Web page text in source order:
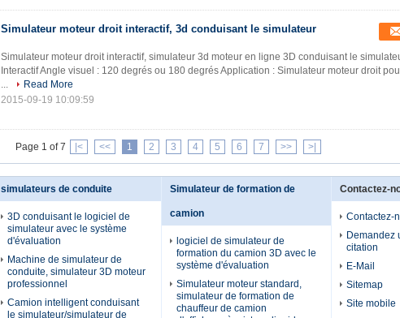
Simulateur moteur droit interactif, 3d conduisant le simulateur
Simulateur moteur droit interactif, simulateur 3d moteur en ligne 3D conduisant le
Interactif Angle visuel : 120 degrés ou 180 degrés Application : Simulateur moteur droit
...
Read More
2015-09-19 10:09:59
Page 1 of 7 |< << 1 2 3 4 5 6 7 >> >|
simulateurs de conduite
3D conduisant le logiciel de
simulateur avec le système
d'évaluation
Machine de simulateur de
conduite, simulateur 3D moteur
professionnel
Camion intelligent conduisant
le simulateur/simulateur de
Simulateur de formation de
camion
logiciel de simulateur de
formation du camion 3D avec le
système d'évaluation
Simulateur moteur standard,
simulateur de formation de
chauffeur de camion
Contactez-
Contactez-
Demandez
citation
E-Mail
Sitemap
Site mobile